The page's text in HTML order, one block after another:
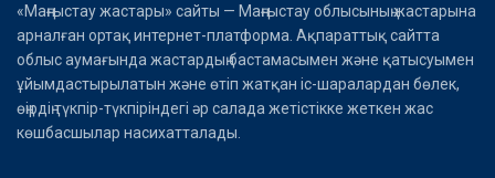
«Маңғыстау жастары» сайты — Маңғыстау облысының жастарына
арналған ортақ интернет-платформа. Ақпараттық сайтта
облыс аумағында жастардың бастамасымен және қатысуымен
ұйымдастырылатын және өтіп жатқан іс-шаралардан бөлек,
өңірдің түкпір-түкпіріндегі әр салада жетістікке жеткен жас
көшбасшылар насихатталады.